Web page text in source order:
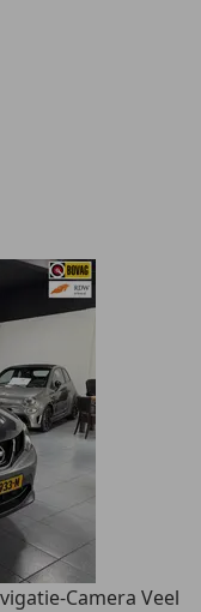
Camera Veel